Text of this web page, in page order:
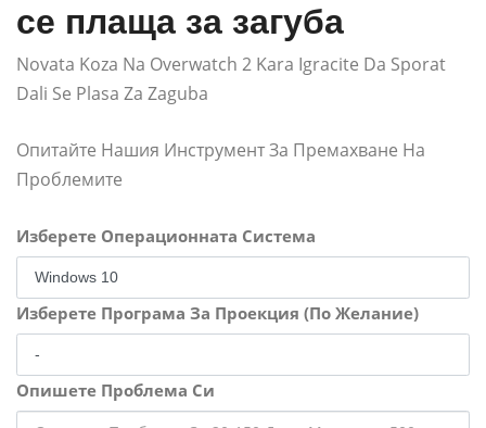
се плаща за загуба
Novata Koza Na Overwatch 2 Kara Igracite Da Sporat
Dali Se Plasa Za Zaguba
Опитайте Нашия Инструмент За Премахване На
Проблемите
Изберете Операционната Система
Изберете Програма За Проекция (По Желание)
Опишете Проблема Си